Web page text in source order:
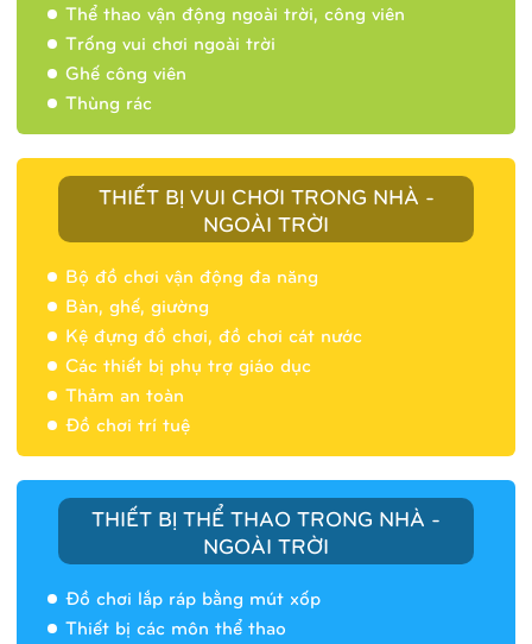
Thể thao vận động ngoài trời, công viên
Trống vui chơi ngoài trời
Ghế công viên
Thùng rác
THIẾT BỊ VUI CHƠI TRONG NHÀ -
NGOÀI TRỜI
Bộ đồ chơi vận động đa năng
Bàn, ghế, giường
Kệ đựng đồ chơi, đồ chơi cát nước
Các thiết bị phụ trợ giáo dục
Thảm an toàn
Đồ chơi trí tuệ
THIẾT BỊ THỂ THAO TRONG NHÀ -
NGOÀI TRỜI
Đồ chơi lắp ráp bằng mút xốp
Thiết bị các môn thể thao
Nhà banh 9H5404